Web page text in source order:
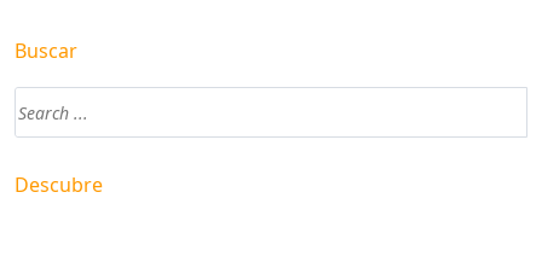
Buscar
Descubre